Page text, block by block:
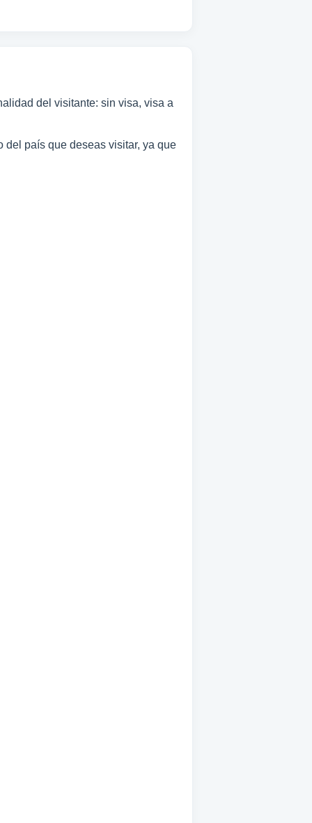
del visitante: sin visa, visa a
país que deseas visitar, ya que